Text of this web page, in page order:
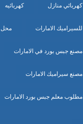
كهربائي منازل كهربائيه
للسيراميك الامارات محل
مصنع جبس بورد في الامارات
مصنع سيراميك الامارات
مطلوب معلم جبس بورد الامارات